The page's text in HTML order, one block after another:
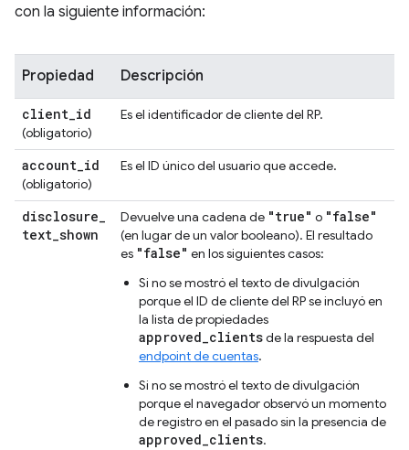
con la siguiente información:
Propiedad Descripción
client_id
(obligatorio)
Es el identificador de cliente del RP.
account_id
(obligatorio)
Es el ID único del usuario que accede.
disclosure_
text_shown
Devuelve una cadena de "true" o "false"
(en lugar de un valor booleano). El resultado
es "false" en los siguientes casos:
Si no se mostró el texto de divulgación
porque el ID de cliente del RP se incluyó en
la lista de propiedades
approved_clientsde la respuesta del
endpoint de cuentas.
Si no se mostró el texto de divulgación
porque el navegador observó un momento
de registro en el pasado sin la presencia de
approved_clients.